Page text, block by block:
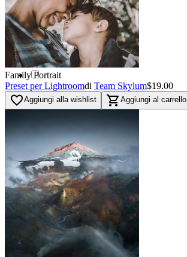
Blue (46)
Navi (87)
Green ( 32)
Multi (6)
Family Portrait
Preset per Lightroomdi Team Skylum$19.00
favorite_borderAggiungi alla wishlist shopping_cart Aggiungi al carrello